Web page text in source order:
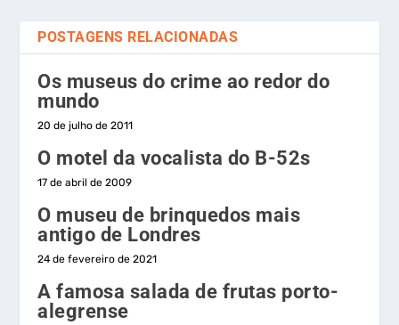
POSTAGENS RELACIONADAS
Os museus do crime ao redor do
mundo
20 de julho de 2011
O motel da vocalista do B-52s
17 de abril de 2009
O museu de brinquedos mais
antigo de Londres
24 de fevereiro de 2021
A famosa salada de frutas porto-
alegrense